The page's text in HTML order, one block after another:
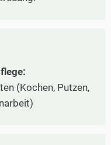
(Kochen, Putzen,